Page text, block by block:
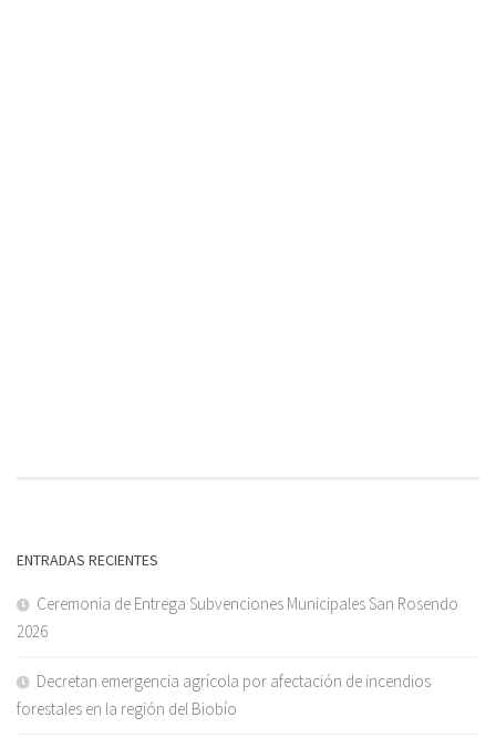
ENTRADAS RECIENTES
Ceremonia de Entrega Subvenciones Municipales San Rosendo
2026
Decretan emergencia agrícola por afectación de incendios
forestales en la región del Biobío